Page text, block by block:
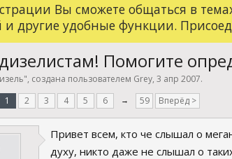
Вы сможете общаться в
другие удобные функции.
Помогите
", создана пользователем Grey, 3 апр 2007.
1 2 3 4 5 6 → 59 Вперёд >
Привет всем, кто че слышал о
духу, никто даже не слышал о